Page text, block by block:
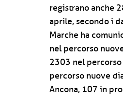
registrano anche
aprile, secondo i
Marche ha
nel percorso
2303 nel
percorso nuove
Ancona, 107 in